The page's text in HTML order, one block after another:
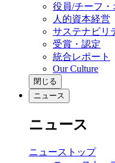
役員/チーフ
人的資本経営
サステナビリ
受賞・認定
統合レポート
Our Culture
閉じる
ニュース
ニュース
ニューストップ